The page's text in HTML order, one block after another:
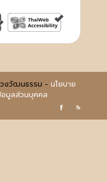
งวัฒนธรรม - นโยบาย
อมูลส่วนบุคคล